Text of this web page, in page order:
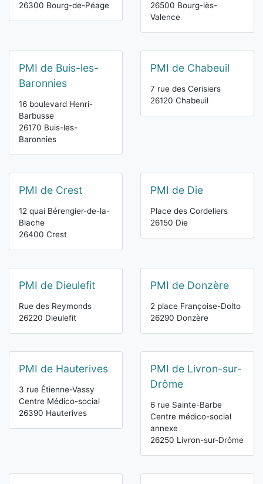
26300 Bourg-de-Péage
26500 Bourg-lès-
Valence
PMI de Buis-les-
Baronnies
16 boulevard Henri-
Barbusse
26170 Buis-les-
Baronnies
PMI de Chabeuil
7 rue des Cerisiers
26120 Chabeuil
PMI de Crest
12 quai Bérengier-de-la-
Blache
26400 Crest
PMI de Die
Place des Cordeliers
26150 Die
PMI de Dieulefit
Rue des Reymonds
26220 Dieulefit
PMI de Donzère
2 place Françoise-Dolto
26290 Donzère
PMI de Hauterives
3 rue Étienne-Vassy
Centre Médico-social
26390 Hauterives
PMI de Livron-sur-
Drôme
6 rue Sainte-Barbe
Centre médico-social
annexe
26250 Livron-sur-Drôme